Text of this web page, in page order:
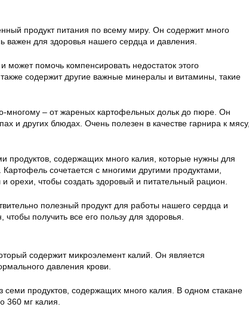
продукт питания по всему миру. Он содержит много
важен для здоровья нашего сердца и давления.
может помочь компенсировать недостаток этого
содержит другие важные минералы и витамины, такие
многому – от жареных картофельных дольк до пюре. Он
и других блюдах. Очень полезен в качестве гарнира к мясу,
продуктов, содержащих много калия, которые нужны для
сочетается с многими другими продуктами,
орехи, чтобы создать здоровый и питательный рацион.
полезный продукт для работы нашего сердца и
получить все его пользу для здоровья.
содержит микроэлемент калий. Он является
давления крови.
семи продуктов, содержащих много калия. В одном стакане
360 мг калия.